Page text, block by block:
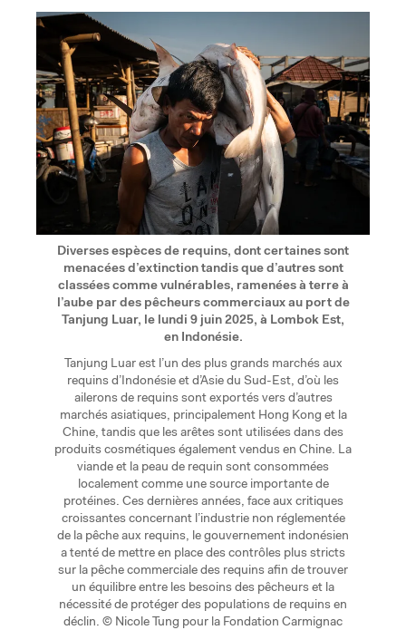
Diverses espèces de requins, dont certaines sont
menacées d’extinction tandis que d’autres sont
classées comme vulnérables, ramenées à terre à
l’aube par des pêcheurs commerciaux au port de
Tanjung Luar, le lundi 9 juin 2025, à Lombok Est,
en Indonésie.
Tanjung Luar est l’un des plus grands marchés aux
requins d’Indonésie et d’Asie du Sud-Est, d’où les
ailerons de requins sont exportés vers d’autres
marchés asiatiques, principalement Hong Kong et la
Chine, tandis que les arêtes sont utilisées dans des
produits cosmétiques également vendus en Chine. La
viande et la peau de requin sont consommées
localement comme une source importante de
protéines. Ces dernières années, face aux critiques
croissantes concernant l’industrie non réglementée
de la pêche aux requins, le gouvernement indonésien
a tenté de mettre en place des contrôles plus stricts
sur la pêche commerciale des requins afin de trouver
un équilibre entre les besoins des pêcheurs et la
nécessité de protéger des populations de requins en
déclin. © Nicole Tung pour la Fondation Carmignac